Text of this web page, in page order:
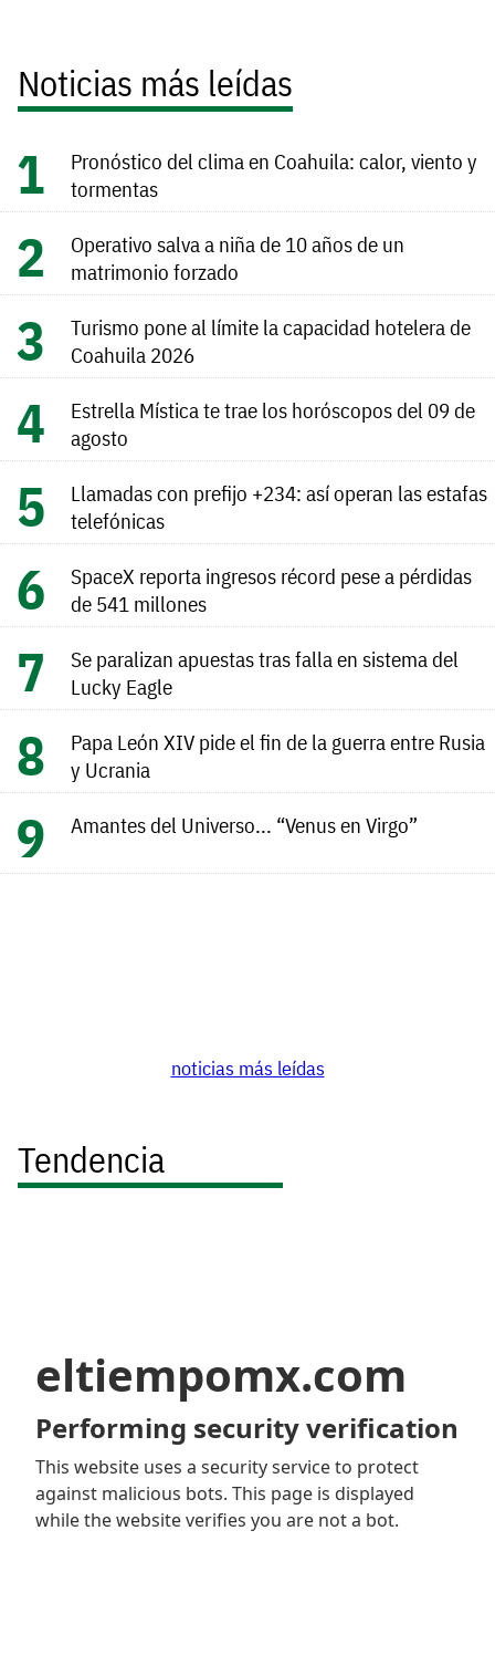
Noticias más leídas
Pronóstico del clima en Coahuila: calor, viento y
tormentas
Operativo salva a niña de 10 años de un
matrimonio forzado
Turismo pone al límite la capacidad hotelera de
Coahuila 2026
Estrella Mística te trae los horóscopos del 09 de
agosto
Llamadas con prefijo +234: así operan las estafas
telefónicas
SpaceX reporta ingresos récord pese a pérdidas
de 541 millones
Se paralizan apuestas tras falla en sistema del
Lucky Eagle
Papa León XIV pide el fin de la guerra entre Rusia
y Ucrania
Amantes del Universo... “Venus en Virgo”
noticias más leídas
Tendencia